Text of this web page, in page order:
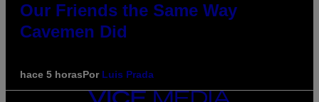
Our Friends the Same Way
Cavemen Did
hace 5 horasPor Luis Prada
VICE